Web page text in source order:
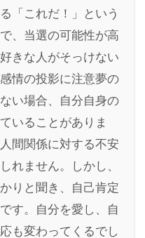
「これだ！」という
、当選の可能性が高
きな人がそっけない
情の投影に注意夢の
い場合、自分自身の
いることがありま
間関係に対する不安
れません。しかし、
りと聞き、自己肯定
す。自分を愛し、自
も変わってくるでし